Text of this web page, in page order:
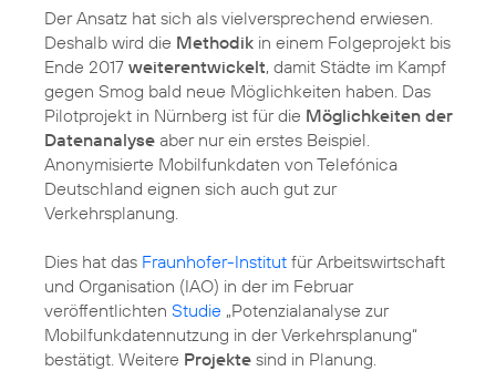
Der Ansatz hat sich als vielversprechend erwiesen.
Deshalb wird die Methodik in einem Folgeprojekt bis
Ende 2017 weiterentwickelt, damit Städte im Kampf
gegen Smog bald neue Möglichkeiten haben. Das
Pilotprojekt in Nürnberg ist für die Möglichkeiten der
Datenanalyse aber nur ein erstes Beispiel.
Anonymisierte Mobilfunkdaten von Telefónica
Deutschland eignen sich auch gut zur
Verkehrsplanung.
Dies hat das Fraunhofer-Institut für Arbeitswirtschaft
und Organisation (IAO) in der im Februar
veröffentlichten Studie „Potenzialanalyse zur
Mobilfunkdatennutzung in der Verkehrsplanung“
bestätigt. Weitere Projekte sind in Planung.